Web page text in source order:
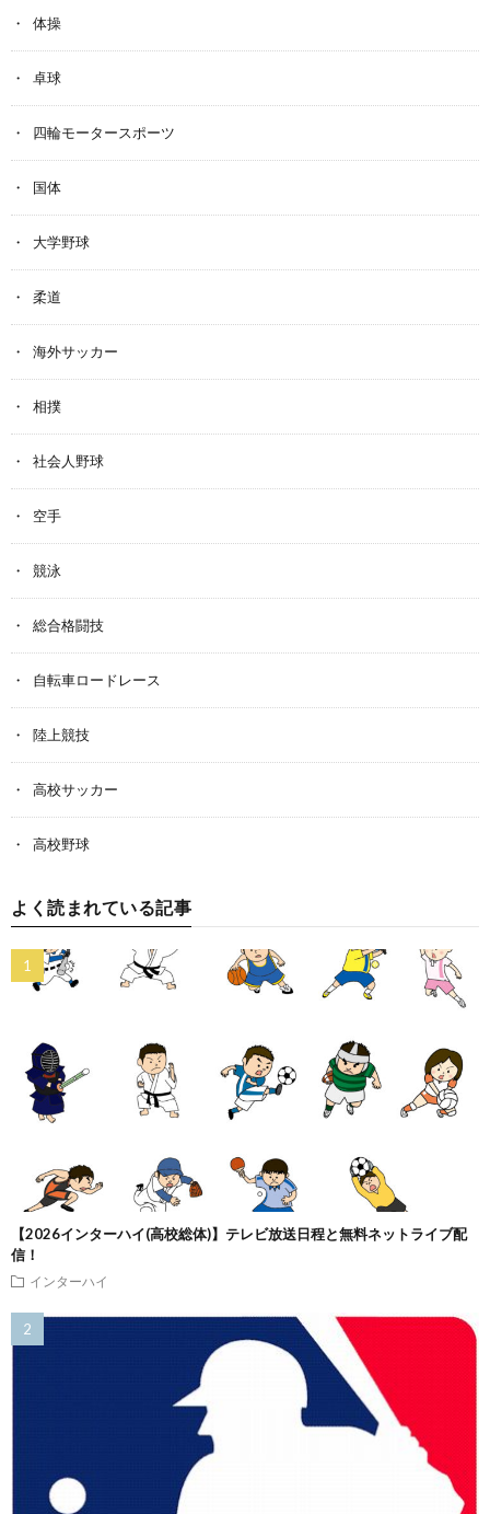
体操
卓球
四輪モータースポーツ
国体
大学野球
柔道
海外サッカー
相撲
社会人野球
空手
競泳
総合格闘技
自転車ロードレース
陸上競技
高校サッカー
高校野球
よく読まれている記事
【2026インターハイ(高校総体)】テレビ放送日程と無料ネットライブ配
信！
インターハイ